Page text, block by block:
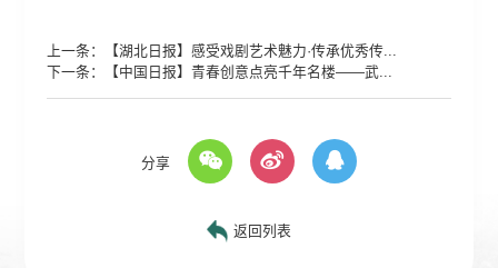
上一条：
【湖北日报】感受戏剧艺术魅力·传承优秀传...
下一条：
【中国日报】青春创意点亮千年名楼——武...
分享
返回列表